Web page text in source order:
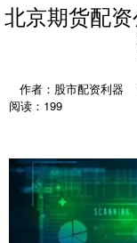
北京期货配
作者：股市配资利器
阅读：199